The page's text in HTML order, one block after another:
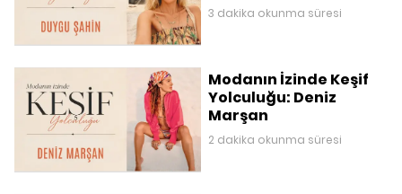
3 dakika okunma süresi
Modanın İzinde Keşif
Yolculuğu: Deniz
Marşan
2 dakika okunma süresi